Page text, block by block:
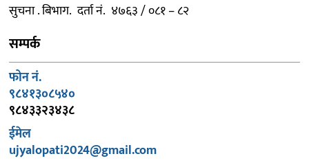
सुचना . बिभाग. दर्ता नं. ४७६३ / ०८१ – ८२
सम्पर्क
फोन नं.
९८४१३०८५४०
९८४३३२३४३८
ईमेल
ujyalopati2024@gmail.com